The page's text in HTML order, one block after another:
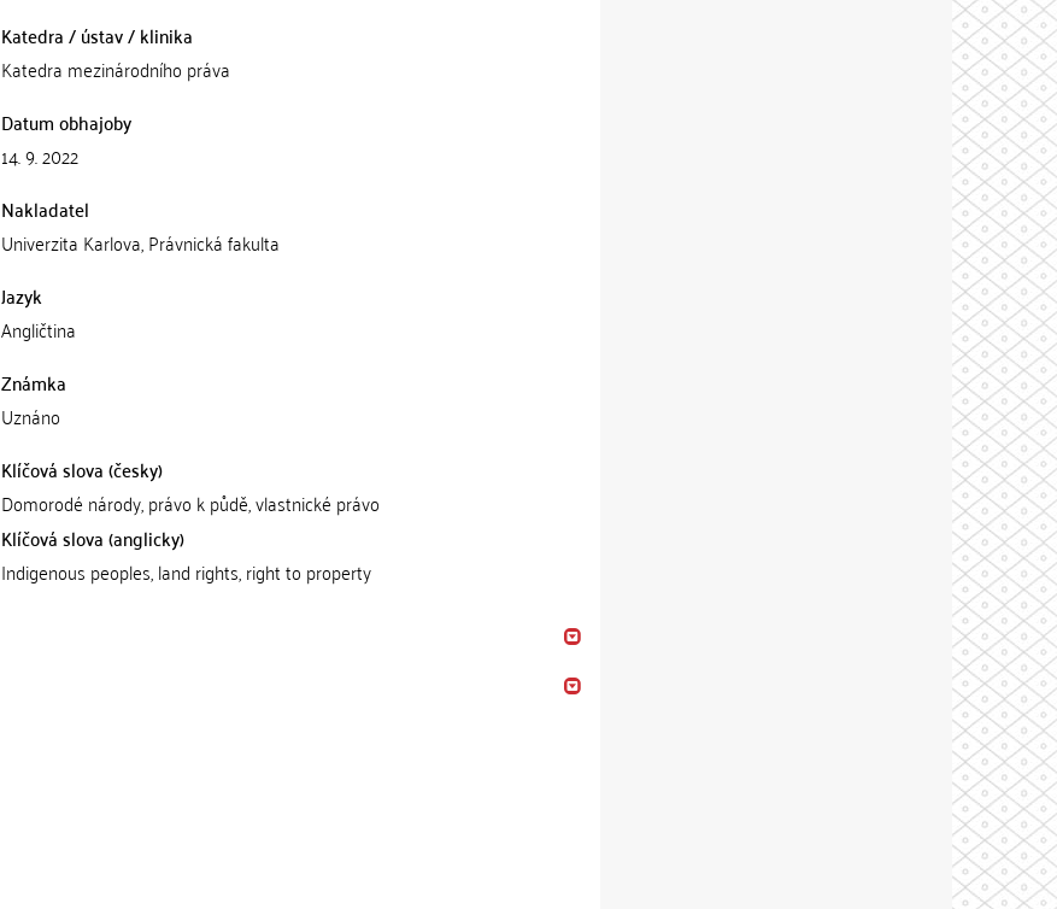
Katedra / ústav / klinika
Katedra mezinárodního práva
Datum obhajoby
14. 9. 2022
Nakladatel
Univerzita Karlova, Právnická fakulta
Jazyk
Angličtina
Známka
Uznáno
Klíčová slova (česky)
Domorodé národy, právo k půdě, vlastnické právo
Klíčová slova (anglicky)
Indigenous peoples, land rights, right to property